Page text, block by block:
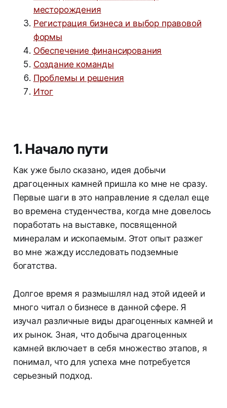
месторождения
Регистрация бизнеса и выбор правовой
формы
Обеспечение финансирования
Создание команды
Проблемы и решения
Итог
1. Начало пути
Как уже было сказано, идея добычи
драгоценных камней пришла ко мне не сразу.
Первые шаги в это направление я сделал еще
во времена студенчества, когда мне довелось
поработать на выставке, посвященной
минералам и ископаемым. Этот опыт разжег
во мне жажду исследовать подземные
богатства.
Долгое время я размышлял над этой идеей и
много читал о бизнесе в данной сфере. Я
изучал различные виды драгоценных камней и
их рынок. Зная, что добыча драгоценных
камней включает в себя множество этапов, я
понимал, что для успеха мне потребуется
серьезный подход.